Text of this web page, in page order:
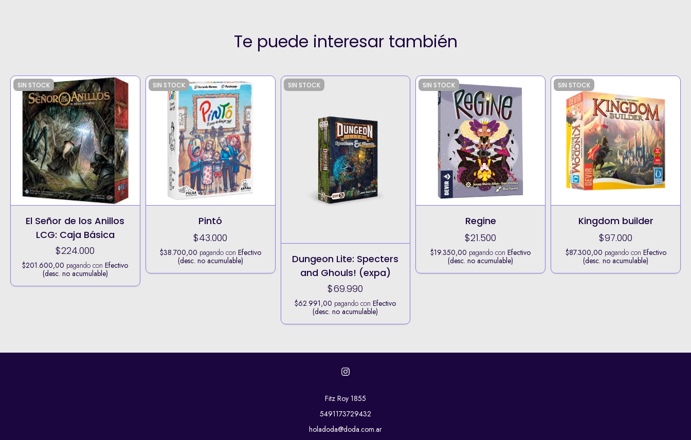
Te puede interesar también
SIN STOCK
El Señor de los Anillos
LCG: Caja Básica
$224.000
$201.600,00 pagando conEfectivo
(desc. no acumulable)
SIN STOCK
Pintó
$43.000
$38.700,00 pagando con Efectivo
(desc. no acumulable)
SIN STOCK
Dungeon Lite: Specters
and Ghouls! (expa)
$69.990
$62.991,00 pagando conEfectivo
(desc. no acumulable)
SIN STOCK
Regine
$21.500
$19.350,00 pagando conEfectivo
(desc. no acumulable)
SIN STOCK
Kingdom builder
$97.000
$87.300,00 pagando con Efectivo
(desc. no acumulable)
Fitz Roy 1855
5491173729432
holadoda@doda.com.ar